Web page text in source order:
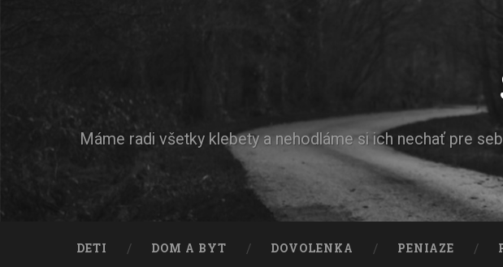
Máme radi všetky klebety a nehodláme si ich nechať pre
DETI DOM A BYT DOVOLENKA PENIAZE